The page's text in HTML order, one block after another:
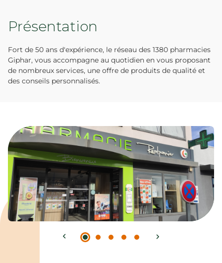
Présentation
Fort de 50 ans d'expérience, le réseau des 1380 pharmacies
Giphar, vous accompagne au quotidien en vous proposant
de nombreux services, une offre de produits de qualité et
des conseils personnalisés.